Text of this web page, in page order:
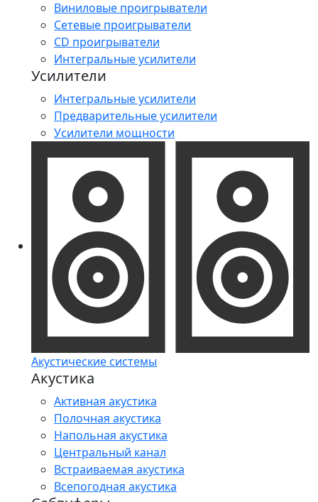
Виниловые проигрыватели
Сетевые проигрыватели
CD проигрыватели
Интегральные усилители
Усилители
Интегральные усилители
Предварительные усилители
Усилители мощности
Акустические системы
Акустика
Активная акустика
Полочная акустика
Напольная акустика
Центральный канал
Встраиваемая акустика
Всепогодная акустика